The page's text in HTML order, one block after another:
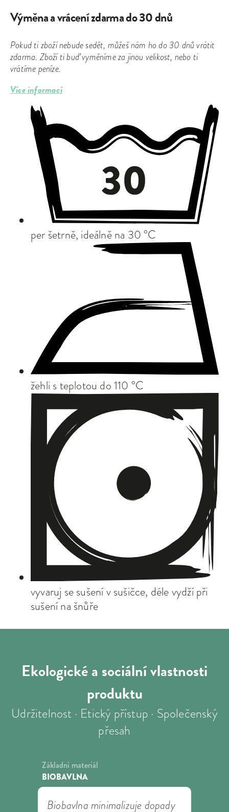
Výměna a vrácení zdarma do 30 dnů
Pokud ti zboží nebude sedět, můžeš nám ho do 30 dnů vrátit
zdarma. Zboží ti buď vyměníme za jinou velikost, nebo ti
vrátíme peníze.
Více informací
per šetrně, ideálně na 30 °C
žehli s teplotou do 110 °C
vyvaruj se sušení v sušičce, déle vydží při
sušení na šnůře
Ekologické a sociálnívlastnosti
produktu
Udržitelnost · Etický přístup · Společenský
přesah
Základní materiál
BIOBAVLNA
Biobavlna minimalizuje dopady